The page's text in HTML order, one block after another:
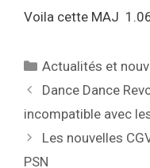
Voila cette MAJ
Catégories
Actualités et
Dance Dance
incompatible avec
Les nouvelles
PSN